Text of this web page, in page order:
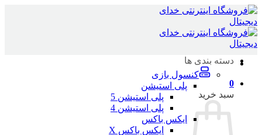
Skip
to
content
0
سبد خرید
دسته بندی ها
کنسول بازی
پلی استیشن
پلی استیشن 5
پلی استیشن 4
ایکس باکس
ایکس باکس X